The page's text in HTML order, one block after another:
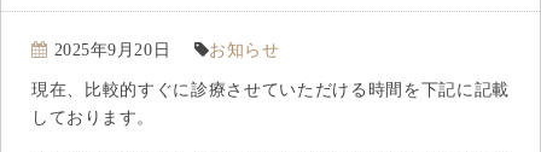
医院案内
2025年9月20日 お知らせ
現在、比較的すぐに診療させていただける時間を下記に記載
しております。